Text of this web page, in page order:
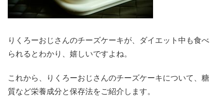
りくろーおじさんのチーズケーキが、ダイエット中も食べ
られるとわかり、嬉しいですよね。
これから、りくろーおじさんのチーズケーキについて、糖
質など栄養成分と保存法をご紹介します。